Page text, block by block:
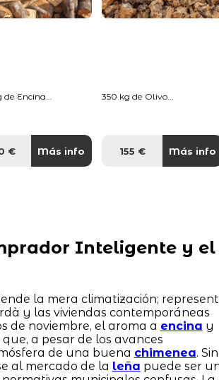
Encina...
€ Más info
350 kg de Olivo...
155 € Más info
Inteligente y el
la mera climatización;
y las viviendas contemporáneas
de noviembre, el aroma a encina y
a pesar de los avances
de una buena chimenea. Sin
al mercado de la leña puede ser